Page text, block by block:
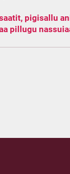
pigisallu
pillugu